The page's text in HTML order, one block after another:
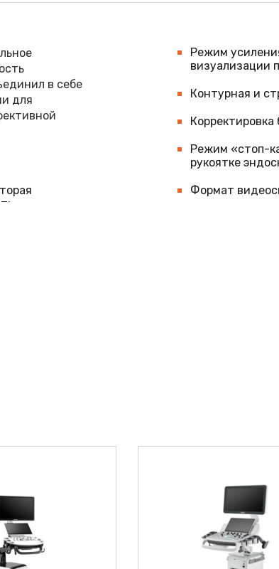
в себе
для
кнопок
системы,
фото-
Режим
визуализации
Контурная и
Режим «стоп-
рукоятке
Формат
стоматологии и
открыты к торгу
условия на рынке!
Продаем
лизинговыми